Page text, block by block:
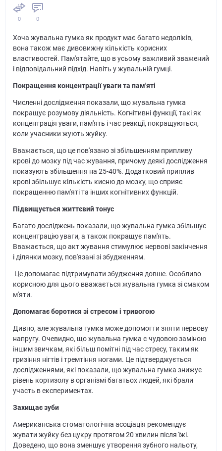
0 0
Хоча жувальна гумка як продукт має багато недоліків,
вона також має дивовижну кількість корисних
властивостей. Пам'ятайте, що в усьому важливий зважений
і відповідальний підхід. Навіть у жувальній гумці.
Покращення концентрації уваги та пам'яті
Численні дослідження показали, що жувальна гумка
покращує розумову діяльність. Когнітивні функції, такі як
концентрація уваги, пам'ять і час реакції, покращуються,
коли учасники жують жуйку.
Вважається, що це пов'язано зі збільшенням припливу
крові до мозку під час жування, причому деякі дослідження
показують збільшення на 25-40%. Додатковий приплив
крові збільшує кількість кисню до мозку, що сприяє
покращенню пам'яті та інших когнітивних функцій.
Підвищується життєвий тонус
Багато досліджень показали, що жувальна гумка збільшує
концентрацію уваги, а також покращує пам'ять.
Вважається, що акт жування стимулює нервові закінчення
і ділянки мозку, пов'язані зі збудженням.
Це допомагає підтримувати збудження довше. Особливо
корисною для цього вважається жувальна гумка зі смаком
м'яти.
Допомагає боротися зі стресом і тривогою
Дивно, але жувальна гумка може допомогти зняти нервову
напругу. Очевидно, що жувальна гумка є чудовою заміною
іншим звичкам, які більш помітні під час стресу, таким як
гризіння нігтів і тремтіння ногами. Це підтверджується
дослідженнями, які показали, що жувальна гумка знижує
рівень кортизолу в організмі багатьох людей, які брали
участь в експериментах.
Захищає зуби
Американська стоматологічна асоціація рекомендує
жувати жуйку без цукру протягом 20 хвилин після їжі.
Доведено, що вона зменшує утворення зубного нальоту,